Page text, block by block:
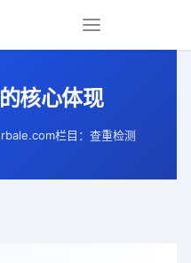
navigation
核心体现
栏目：查重检测